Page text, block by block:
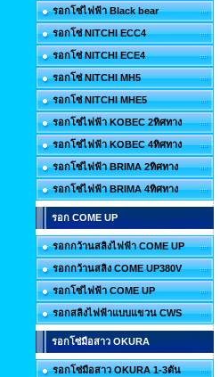
รอกโซ่ไฟฟ้า Black bear
รอกโซ่ NITCHI ECC4
รอกโซ่ NITCHI ECE4
รอกโซ่ NITCHI MH5
รอกโซ่ NITCHI MHE5
รอกโซ่ไฟฟ้า KOBEC 2ทิศทาง
รอกโซ่ไฟฟ้า KOBEC 4ทิศทาง
รอกโซ่ไฟฟ้า BRIMA 2ทิศทาง
รอกโซ่ไฟฟ้า BRIMA 4ทิศทาง
รอก COME UP
รอกกว้านสลิงไฟฟ้า COME UP
รอกกว้านสลิง COME UP380V
รอกโซ่ไฟฟ้า COME UP
รอกสลิงไฟฟ้าแบบแขวน CWS
รอกโซ่มือสาว OKURA
รอกโซ่มือสาว OKURA 1-3ตัน